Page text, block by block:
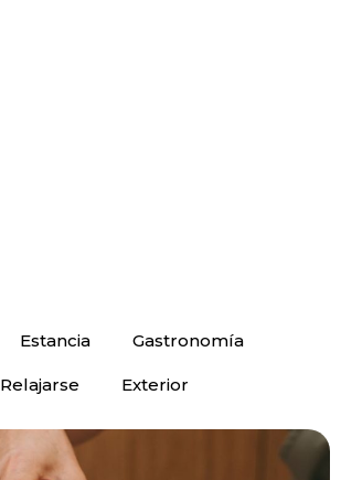
Estancia Gastronomía
Relajarse Exterior